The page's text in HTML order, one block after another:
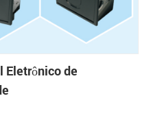
Eletrônico de